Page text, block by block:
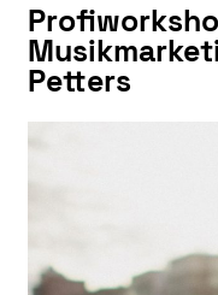
Profiworksho
Petters